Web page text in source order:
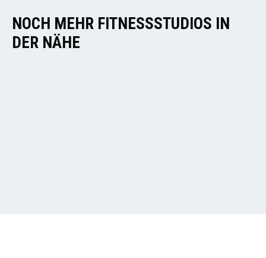
NOCH MEHR FITNESSSTUDIOS IN
DER NÄHE